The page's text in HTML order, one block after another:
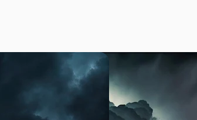
Productos Información útil